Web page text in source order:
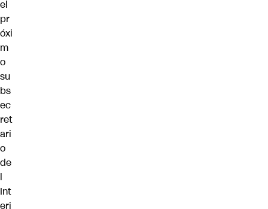
el
pr
óxi
m
o
su
bs
ec
ret
ari
o
de
l
Int
eri